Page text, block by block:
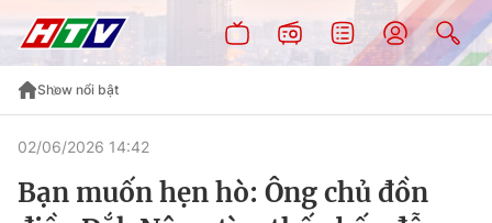
Show nổi bật
02/06/2026 14:42
Bạn muốn hẹn hò: Ông chủ đồn